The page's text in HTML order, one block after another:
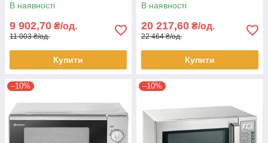
В наявності
9 902,70 ₴/од.
11 003 ₴/од.
Купити
В наявності
20 217,60 ₴/од.
22 464 ₴/од.
Купити
–10% –10%